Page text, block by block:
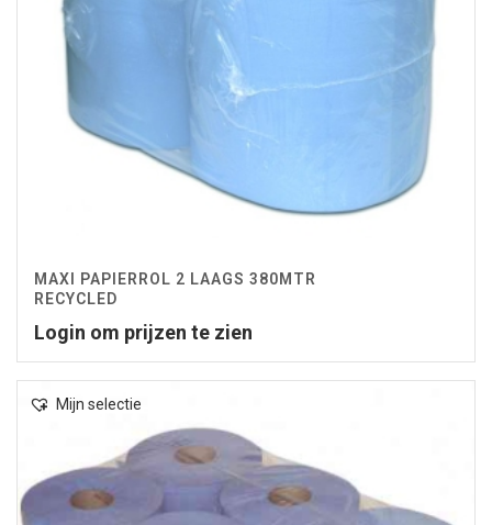
MAXI PAPIERROL 2 LAAGS 380MTR
RECYCLED
Login om prijzen te zien
Mijn selectie